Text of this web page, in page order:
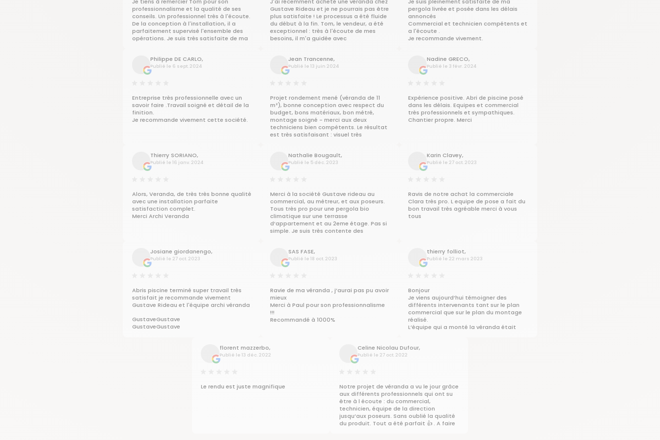
maçonnerie nécessaires. Sa disponibilité
et sa réactivité ont été très
appréciables.
L’équipe de pose a été rapide, efficace
et très soignée. Le travail a été réalisé
impressionnés par la qualité de
l’installation, et la véranda s’intègre
parfaitement à notre maison.
remarquable ! Nous recommandons
vivement cette entreprise pour son
sérieux et la qualité de ses prestations.
😂
professionnalisme et la qualité de ses
conseils. Un professionnel très à l'écoute.
De la conception à l'installation, il a
parfaitement supervisé l'ensemble des
opérations. Je suis très satisfaite de ma
Je recommande vivement cette
entreprise.
Corinne
Gustave Rideau et je ne pourrais pas être
plus satisfaite ! Le processus a été fluide
du début à la fin. Tom, le vendeur, a été
exceptionnel : très à l'écoute de mes
besoins, il m'a guidée avec
est impeccable et les délais de livraison
ont été respectés. Je recommande
vivement cette société à tous ceux qui
pergola livrée et posée dans les délais
annoncés
Commercial et technicien compétents et
a l'écoute .
Je recommande vivement.
Philippe DE CARLO,
Publié le 6 sept. 2024
Entreprise très professionnelle avec un
savoir faire .Travail soigné et détail de la
finition.
Je recommande vivement cette société.
Jean Trancenne,
Publié le 13 juin 2024
Projet rondement mené (véranda de 11
m²), bonne conception avec respect du
budget, bons matériaux, bon métré,
montage soigné - merci aux deux
techniciens bien compétents. Le résultat
est très satisfaisant : visuel très
l'orage du 9 juin. Merci à toute l'équipe.
Guy et Viviane
Nadine GRECO,
Publié le 3 févr. 2024
Expérience positive. Abri de piscine posé
dans les délais. Equipes et commercial
très professionnels et sympathiques.
Chantier propre. Merci
Thierry SORIANO,
Publié le 16 janv. 2024
Alors, Veranda, de très très bonne qualité
avec une installation parfaite
satisfaction complet.
Merci Archi Veranda
Nathalie Bougault,
Publié le 5 déc. 2023
Merci à la société Gustave rideau au
commercial, au métreur, et aux poseurs.
Tous très pro pour une pergola bio
climatique sur une terrasse
d’appartement et au 2eme étage. Pas si
simple. Je suis très contente des
Karin Clavey,
Publié le 27 oct. 2023
Ravis de notre achat la commerciale
Clara très pro. L equipe de pose a fait du
bon travail très agréable merci à vous
tous
Josiane giordanengo,
Publié le 27 oct. 2023
Abris piscine terminé super travail très
satisfait je recommande vivement
Gustave Rideau et l'équipe archi véranda
GustaveGustave
GustaveGustave
SAS FASE,
Publié le 18 oct. 2023
Ravie de ma véranda , j’aurai pas pu avoir
mieux
Merci à Paul pour son professionnalisme
!!!
Recommandé à 1000%
thierry folliot,
Publié le 22 mars 2023
Bonjour
Je viens aujourd’hui témoigner des
différents intervenants tant sur le plan
commercial que sur le plan du montage
réalisé.
L’équipe qui a monté la véranda était
J’ai eu plaisir à pouvoir discuter avec eux
sympathique de ces deux jeunes
hommes.
Thierry FOLLIOT
florent mazzerbo,
Publié le 13 déc. 2022
Le rendu est juste magnifique
Celine Nicolau Dufour,
Publié le 27 oct. 2022
Notre projet de véranda a vu le jour grâce
aux différents professionnels qui ont su
être à l écoute : du commercial,
technicien, équipe de la direction
jusqu’aux poseurs. Sans oublié la qualité
du produit. Tout a été parfait 👍 . A faire